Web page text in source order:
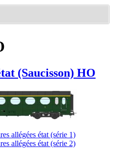
(Saucisson) HO
allégées état (série 1)
allégées état (série 2)